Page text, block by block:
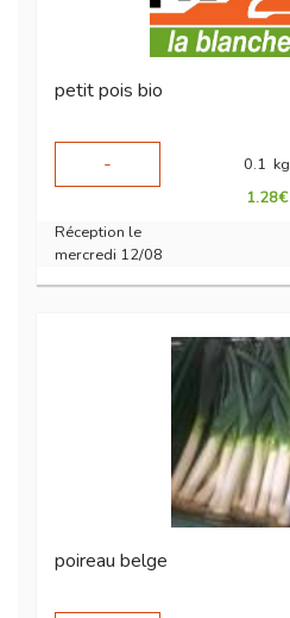
petit pois bio
-
0.1 kg
1.28€
Réception le
mercredi 12/08
poireau belge